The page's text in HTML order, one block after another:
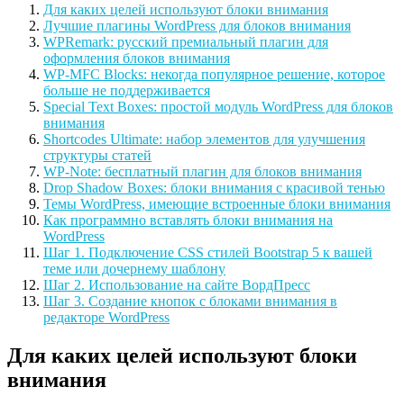
Для каких целей используют блоки внимания
Лучшие плагины WordPress для блоков внимания
WPRemark: русский премиальный плагин для
оформления блоков внимания
WP-MFC Blocks: некогда популярное решение, которое
больше не поддерживается
Special Text Boxes: простой модуль WordPress для блоков
внимания
Shortcodes Ultimate: набор элементов для улучшения
структуры статей
WP-Note: бесплатный плагин для блоков внимания
Drop Shadow Boxes: блоки внимания с красивой тенью
Темы WordPress, имеющие встроенные блоки внимания
Как программно вставлять блоки внимания на
WordPress
Шаг 1. Подключение CSS стилей Bootstrap 5 к вашей
теме или дочернему шаблону
Шаг 2. Использование на сайте ВордПресс
Шаг 3. Создание кнопок с блоками внимания в
редакторе WordPress
Для каких целей используют блоки
внимания